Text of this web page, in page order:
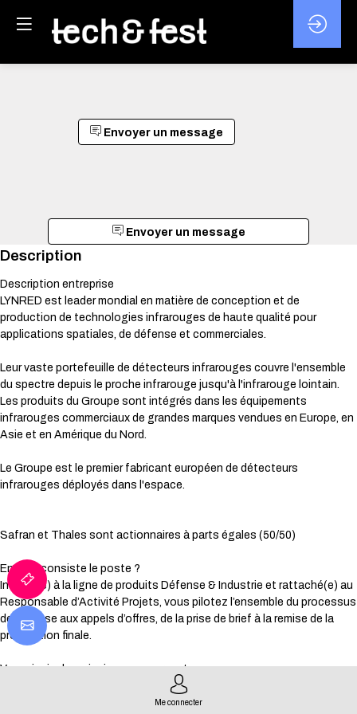
Envoyer un message
Envoyer un message
Description
Description entreprise
LYNRED est leader mondial en matière de conception et de
production de technologies infrarouges de haute qualité pour
applications spatiales, de défense et commerciales.
Leur vaste portefeuille de détecteurs infrarouges couvre l'ensemble
du spectre depuis le proche infrarouge jusqu'à l'infrarouge lointain.
Les produits du Groupe sont intégrés dans les équipements
infrarouges commerciaux de grandes marques vendues en Europe, en
Asie et en Amérique du Nord.
Le Groupe est le premier fabricant européen de détecteurs
infrarouges déployés dans l'espace.
Safran et Thales sont actionnaires à parts égales (50/50)
En quoi consiste le poste ?
Intégré(e) à la ligne de produits Défense & Industrie et rattaché(e) au
Responsable d’Activité Projets, vous pilotez l’ensemble du processus
de réponse aux appels d’offres, de la prise de brief à la remise de la
proposition finale.
Vos principales missions concernent :
La coordination de l’équipe projet interne pour élaborer les réponses
Me connecter